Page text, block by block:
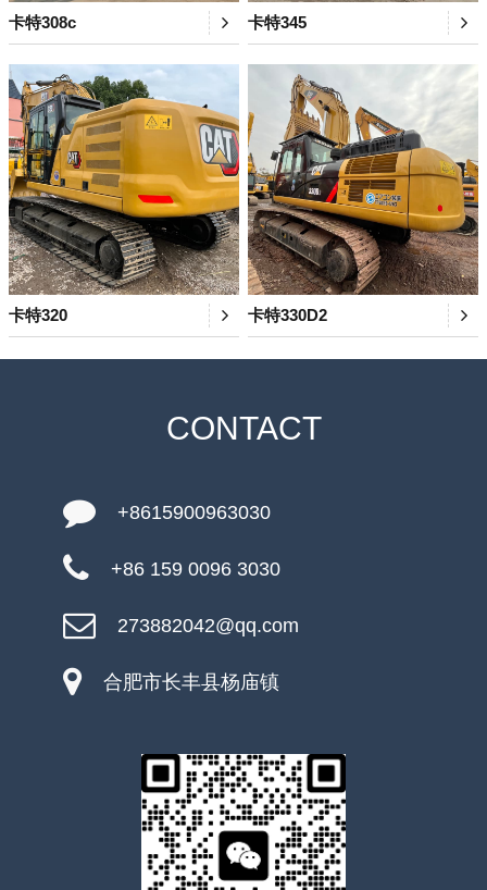
卡特308c 卡特345
卡特320 卡特330D2
CONTACT
+8615900963030
+86 159 0096 3030
273882042@qq.com
合肥市长丰县杨庙镇